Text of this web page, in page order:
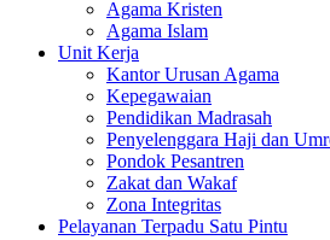
Agama Kristen
Agama Islam
Unit Kerja
Kantor Urusan Agama
Kepegawaian
Pendidikan Madrasah
Penyelenggara Haji dan
Pondok Pesantren
Zakat dan Wakaf
Zona Integritas
Pelayanan Terpadu Satu Pintu